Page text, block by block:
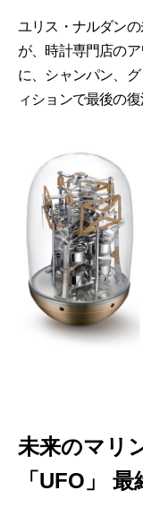
ユリス・ナルダンの
が、時計専門店の
に、シャンパン、
ィションで最後の復
未来のマリ
「UFO」 最